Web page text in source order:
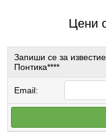
Цени
Запиши се за
Понтика****
Email: